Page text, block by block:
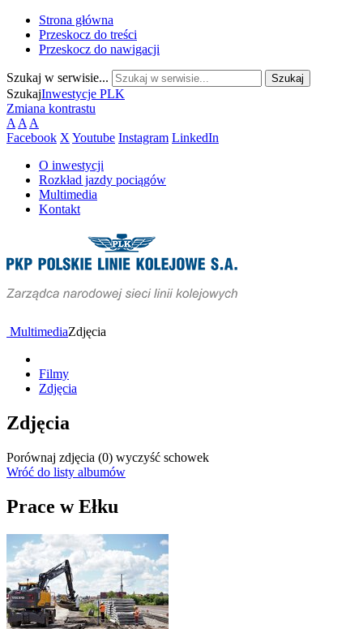
Strona główna
Przeskocz do treści
Przeskocz do nawigacji
Szukaj w serwisie...
SzukajInwestycje PLK
Zmiana kontrastu
A A A
Facebook X Youtube Instagram LinkedIn
O inwestycji
Rozkład jazdy pociągów
Multimedia
Kontakt
MultimediaZdjęcia
Filmy
Zdjęcia
Zdjęcia
Porównaj zdjęcia (0) wyczyść schowek
Wróć do listy albumów
Prace w Ełku